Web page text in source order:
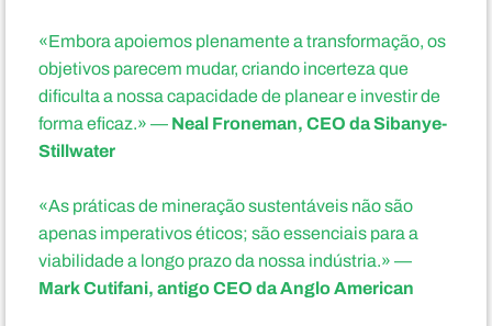
«Embora apoiemos plenamente a transformação, os
objetivos parecem mudar, criando incerteza que
dificulta a nossa capacidade de planear e investir de
forma eficaz.» —Neal Froneman, CEO da Sibanye-
Stillwater
«As práticas de mineração sustentáveis não são
apenas imperativos éticos; são essenciais para a
viabilidade a longo prazo da nossa indústria.» —
Mark Cutifani, antigo CEO da Anglo American